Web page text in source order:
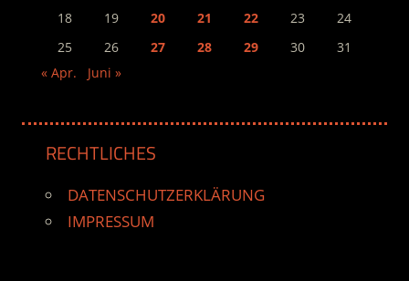
18
19 20 21 22 23
24
25
26 27 28 29 30
31
« Apr.
Juni »
RECHTLICHES
DATENSCHUTZERKLÄRUNG
IMPRESSUM